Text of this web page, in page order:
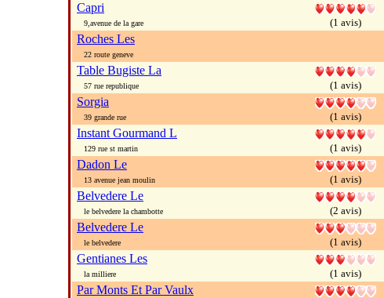
Capri
9,avenue de la gare (1 avis)
Roches Les
22 route geneve
Table Bugiste La
57 rue republique (1 avis)
Sorgia
39 grande rue (1 avis)
Instant Gourmand L
129 rue st martin (1 avis)
Dadon Le
13 avenue jean moulin (1 avis)
Belvedere Le
le belvedere la chambotte (2 avis)
Belvedere Le
le belvedere (1 avis)
Gentianes Les
la milliere (1 avis)
Par Monts Et Par Vaulx